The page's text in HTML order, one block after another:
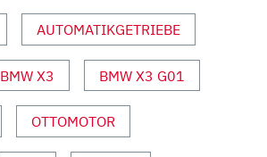
AUTOMATIKGETRIEBE
BMW X3 BMW X3 G01
OTTOMOTOR